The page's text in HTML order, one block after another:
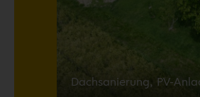
Dachsanierung, PV-